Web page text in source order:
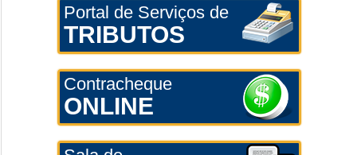
Portal de Serviços de
TRIBUTOS
Contracheque
ONLINE